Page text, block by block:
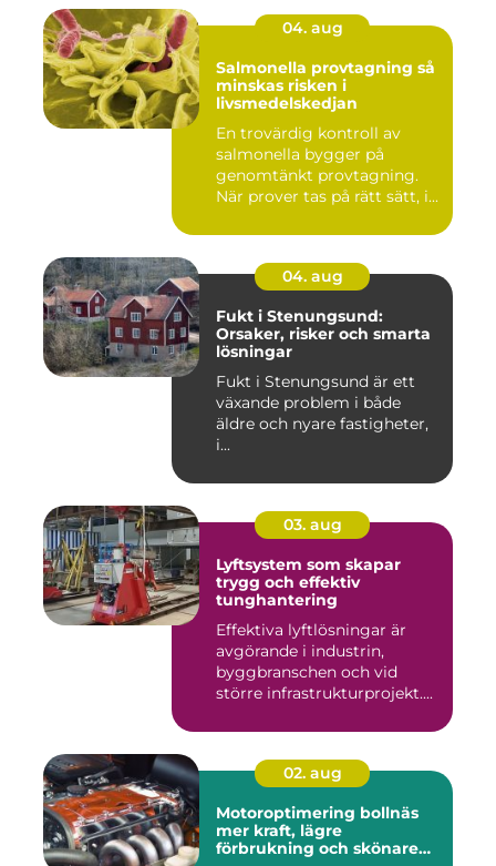
04. aug
Salmonella provtagning så
minskas risken i
livsmedelskedjan
En trovärdig kontroll av
salmonella bygger på
genomtänkt provtagning.
När prover tas på rätt sätt, i...
04. aug
Fukt i Stenungsund:
Orsaker, risker och smarta
lösningar
Fukt i Stenungsund är ett
växande problem i både
äldre och nyare fastigheter,
i...
03. aug
Lyftsystem som skapar
trygg och effektiv
tunghantering
Effektiva lyftlösningar är
avgörande i industrin,
byggbranschen och vid
större infrastrukturprojekt....
02. aug
Motoroptimering bollnäs
mer kraft, lägre
förbrukning och skönare